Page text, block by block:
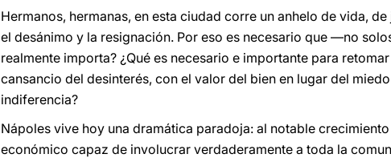
Hermanos, hermanas, en esta ciudad corre un anhelo de vida,
el desánimo y la resignación. Por eso es necesario que —no
realmente importa? ¿Qué es necesario e importante para
cansancio del desinterés, con el valor del bien en lugar del
indiferencia?
Nápoles vive hoy una dramática paradoja: al notable
económico capaz de involucrar verdaderamente a toda la